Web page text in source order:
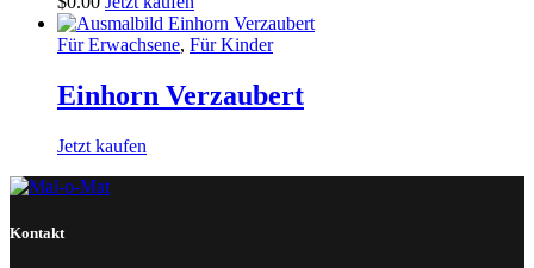
Für Erwachsene, Für Kinder
Einhorn Verzaubert
Jetzt kaufen
Kontakt